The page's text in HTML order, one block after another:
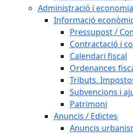
Administració i economia
Informació
Pressupost /
Contractació i
Calendari fiscal
Ordenances
Tributs.
Subvencions i
Patrimoni
Anuncis / Edictes
Anuncis